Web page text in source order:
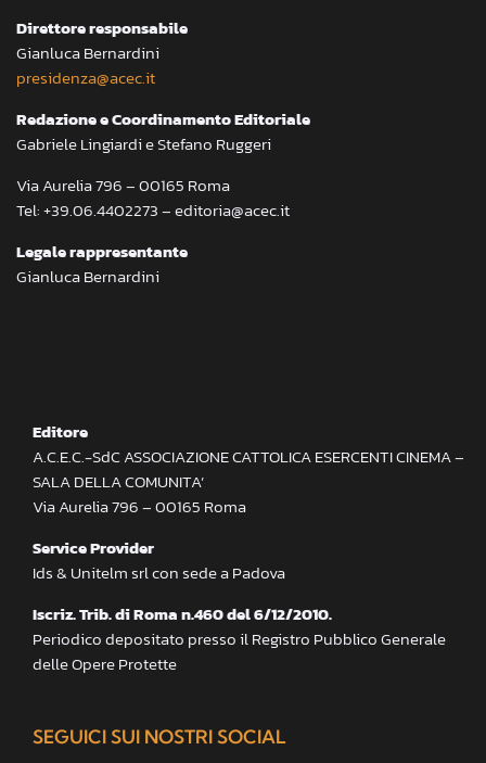
Direttore responsabile
Gianluca Bernardini
presidenza@acec.it
Redazione e Coordinamento Editoriale
Gabriele Lingiardi e Stefano Ruggeri
Via Aurelia 796 – 00165 Roma
Tel: +39.06.4402273 – editoria@acec.it
Legale rappresentante
Gianluca Bernardini
Editore
A.C.E.C.-SdC ASSOCIAZIONE CATTOLICA ESERCENTI CINEMA –
SALA DELLA COMUNITA’
Via Aurelia 796 – 00165 Roma
Service Provider
Ids & Unitelm srl con sede a Padova
Iscriz. Trib. di Roma n.460 del 6/12/2010.
Periodico depositato presso il Registro Pubblico Generale
delle Opere Protette
SEGUICI SUI NOSTRI SOCIAL